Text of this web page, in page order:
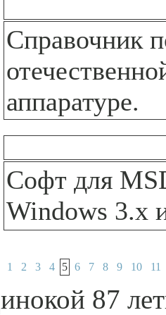
Справочник
аппаратуре.
Софт для
Windows 3.x
1 2 3 4 5 6 7 8 9 10 11
87